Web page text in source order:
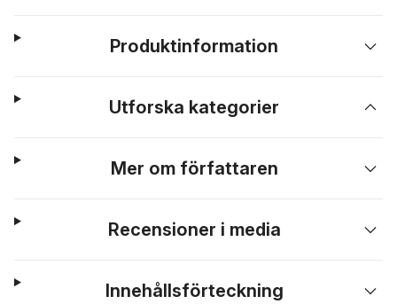
Produktinformation
Utforska kategorier
Mer om författaren
Recensioner i media
Innehållsförteckning